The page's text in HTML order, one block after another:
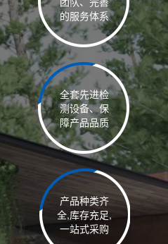
的服务体系
全套先进检
测设备、保
障产品品质
产品种类齐
全,库存充足,
一站式采购